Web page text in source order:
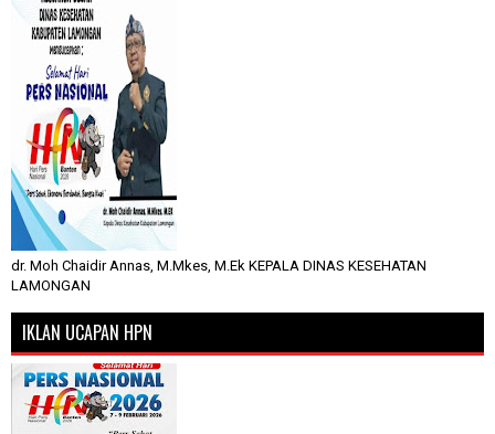
dr. Moh Chaidir Annas, M.Mkes, M.Ek KEPALA DINAS KESEHATAN
LAMONGAN
IKLAN UCAPAN HPN